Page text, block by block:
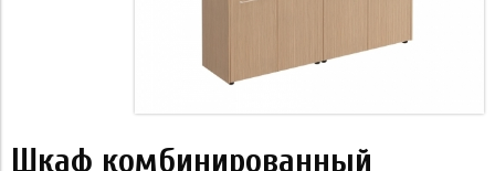
Шкаф комбинированный